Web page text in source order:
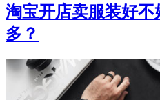
淘宝开店卖服装好
多？